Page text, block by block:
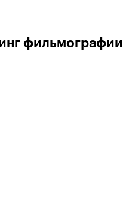
фильмографии